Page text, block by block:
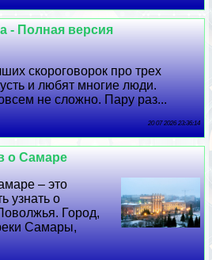
- Полная версия
скороговорок про трех
и любят многие люди.
не сложно. Пару раз...
20 07 2026 23:36:14
о Самаре
– это
узнать о
Город,
Самары,